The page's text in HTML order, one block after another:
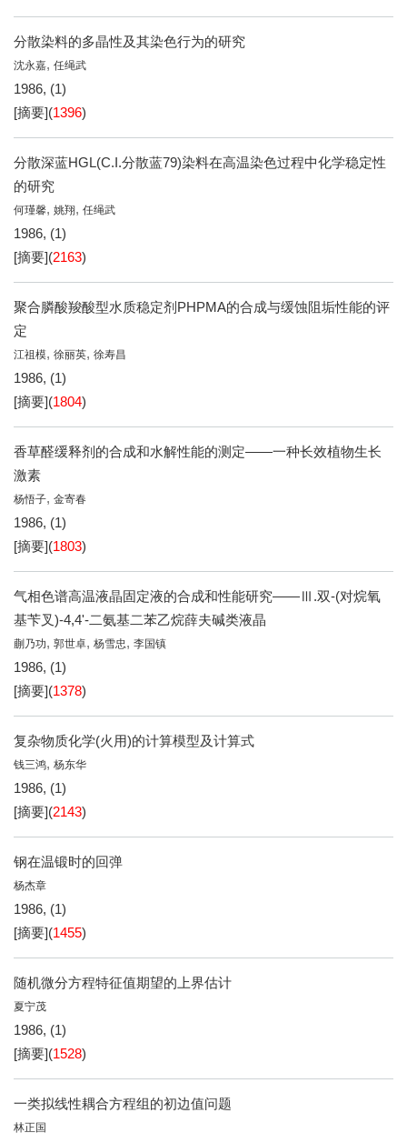
分散染料的多晶性及其染色行为的研究
沈永嘉, 任绳武
1986, (1)
[摘要](1396)
分散深蓝HGL(C.I.分散蓝79)染料在高温染色过程中化学稳定性
的研究
何瑾馨, 姚翔, 任绳武
1986, (1)
[摘要](2163)
聚合膦酸羧酸型水质稳定剂PHPMA的合成与缓蚀阻垢性能的评
定
江祖模, 徐丽英, 徐寿昌
1986, (1)
[摘要](1804)
香草醛缓释剂的合成和水解性能的测定——一种长效植物生长
激素
杨悟子, 金寄春
1986, (1)
[摘要](1803)
气相色谱高温液晶固定液的合成和性能研究——Ⅲ.双-(对烷氧
基苄叉)-4,4'-二氨基二苯乙烷薛夫碱类液晶
蒯乃功, 郭世卓, 杨雪忠, 李国镇
1986, (1)
[摘要](1378)
复杂物质化学(火用)的计算模型及计算式
钱三鸿, 杨东华
1986, (1)
[摘要](2143)
钢在温锻时的回弹
杨杰章
1986, (1)
[摘要](1455)
随机微分方程特征值期望的上界估计
夏宁茂
1986, (1)
[摘要](1528)
一类拟线性耦合方程组的初边值问题
林正国